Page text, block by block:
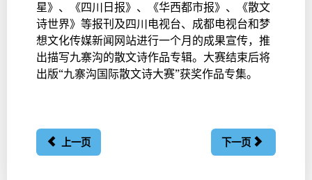
星》、《四川日报》、《华西都市报》、《散文
诗世界》等报刊及四川电视台、成都电视台和梦
想文化传媒新闻网站进行一个月的成果宣传，推
出描写九寨沟的散文诗作品专辑。大赛结束后将
出版“九寨沟国际散文诗大赛”获奖作品专集。
上一页 下一页